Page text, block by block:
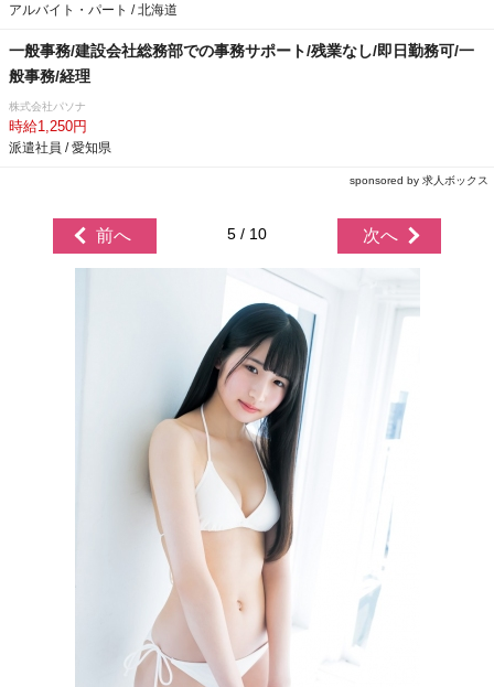
アルバイト・パート / 北海道
一般事務/建設会社総務部での事務サポート/残業なし/即日勤務可/一
般事務/経理
株式会社パソナ
時給1,250円
派遣社員 / 愛知県
sponsored by 求人ボックス
前へ 5 / 10 次へ